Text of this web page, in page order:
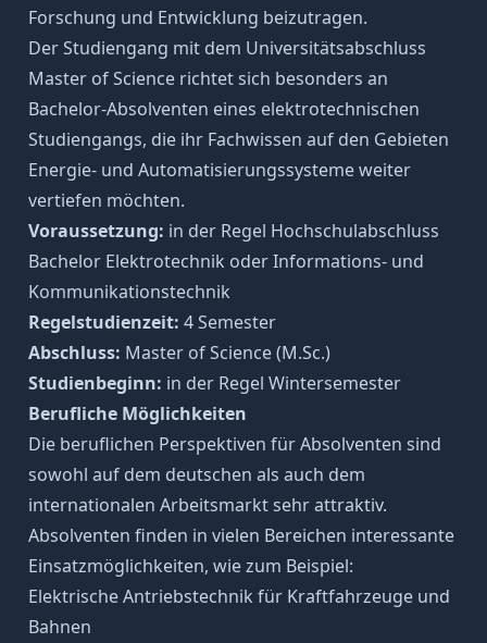
Forschung und Entwicklung beizutragen.
Der Studiengang mit dem Universitätsabschluss
Master of Science richtet sich besonders an
Bachelor-Absolventen eines elektrotechnischen
Studiengangs, die ihr Fachwissen auf den Gebieten
Energie- und Automatisierungssysteme weiter
vertiefen möchten.
Voraussetzung: in der Regel Hochschulabschluss
Bachelor Elektrotechnik oder Informations- und
Kommunikationstechnik
Regelstudienzeit: 4 Semester
Abschluss: Master of Science (M.Sc.)
Studienbeginn: in der Regel Wintersemester
Berufliche Möglichkeiten
Die beruflichen Perspektiven für Absolventen sind
sowohl auf dem deutschen als auch dem
internationalen Arbeitsmarkt sehr attraktiv.
Absolventen finden in vielen Bereichen interessante
Einsatzmöglichkeiten, wie zum Beispiel:
Elektrische Antriebstechnik für Kraftfahrzeuge und
Bahnen